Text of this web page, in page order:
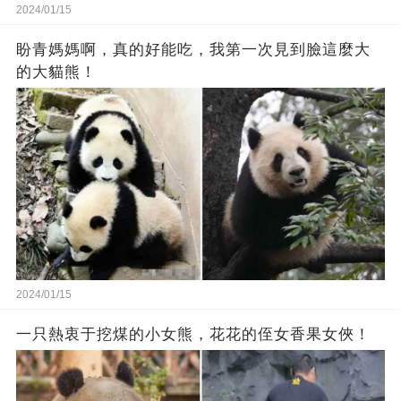
2024/01/15
盼青媽媽啊，真的好能吃，我第一次見到臉這麼大
的大貓熊！
2024/01/15
一只熱衷于挖煤的小女熊，花花的侄女香果女俠！